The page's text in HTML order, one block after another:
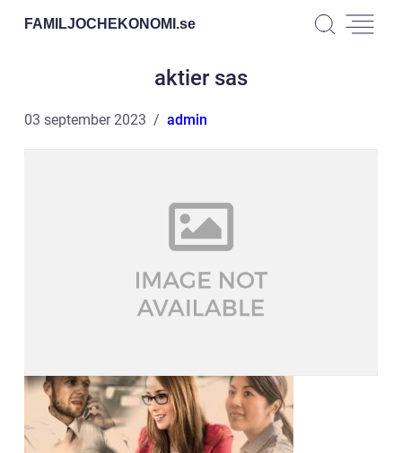
FAMILJOCHEKONOMI.se
aktier sas
03 september 2023 admin